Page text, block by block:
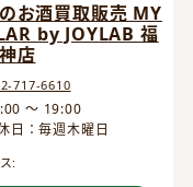
お酒買取販売 MY
by JOYLAB 福
店
717-6610
～ 19:00
日：毎週木曜日
: